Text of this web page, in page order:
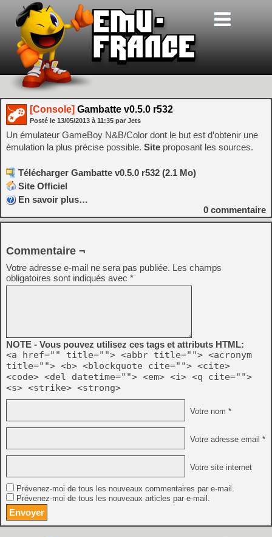
[Console] Gambatte v0.5.0 r532
Posté le 13/05/2013 à 11:35 par Jets
Un émulateur GameBoy N&B/Color dont le but est d’obtenir une
émulation la plus précise possible. Site proposant les sources.
Télécharger Gambatte v0.5.0 r532 (2.1 Mo)
Site Officiel
En savoir plus…
0 commentaire
Commentaire ¬
Votre adresse e-mail ne sera pas publiée. Les champs
obligatoires sont indiqués avec *
NOTE - Vous pouvez utilisez ces tags et attributs HTML:
<a href="" title=""> <abbr title=""> <acronym
title=""> <b> <blockquote cite=""> <cite>
<code> <del datetime=""> <em> <i> <q cite="">
<s> <strike> <strong>
Votre nom *
Votre adresse email *
Votre site internet
Prévenez-moi de tous les nouveaux commentaires par e-mail.
Prévenez-moi de tous les nouveaux articles par e-mail.